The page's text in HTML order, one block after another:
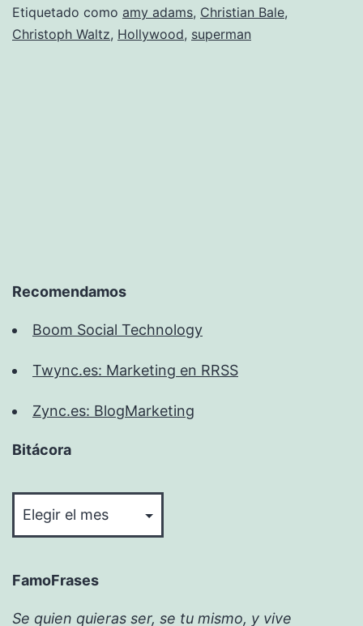
Etiquetado como amy adams, Christian Bale,
Christoph Waltz, Hollywood, superman
Recomendamos
Boom Social Technology
Twync.es: Marketing en RRSS
Zync.es: BlogMarketing
Bitácora
FamoFrases
Se quien quieras ser, se tu mismo, y vive